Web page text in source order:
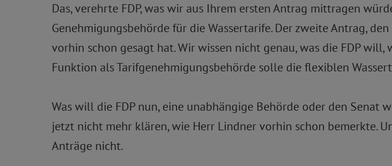
Das, verehrte FDP, was wir aus Ihrem ersten Antrag mittragen
Genehmigungsbehörde für die Wassertarife. Der zweite Antrag,
vorhin schon gesagt hat. Wir wissen nicht genau, was die FDP
Funktion als Tarifgenehmigungsbehörde solle die flexiblen
Was will die FDP nun, eine unabhängige Behörde oder den Senat
jetzt nicht mehr klären, wie Herr Lindner vorhin schon bemerkte.
Anträge nicht.